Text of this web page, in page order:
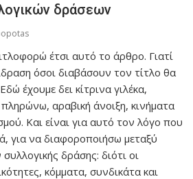
δράσεων
έτσι αυτό το άρθρο. Γιατί
όσοι διαβάσουν τον τίτλο θα
έχουμε δει κίτρινα γιλέκα,
αραβική άνοιξη, κινήματα
Και είναι για αυτό τον λόγο που
για να διαφοροποιήσω μεταξύ
δράσης: διότι οι
κόμματα, συνδικάτα και